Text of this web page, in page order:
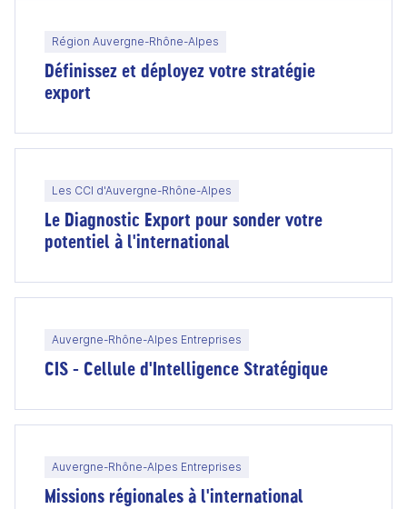
Région Auvergne-Rhône-Alpes
Définissez et déployez votre stratégie
export
Les CCI d'Auvergne-Rhône-Alpes
Le Diagnostic Export pour sonder votre
potentiel à l'international
Auvergne-Rhône-Alpes Entreprises
CIS - Cellule d'Intelligence Stratégique
Auvergne-Rhône-Alpes Entreprises
Missions régionales à l'international